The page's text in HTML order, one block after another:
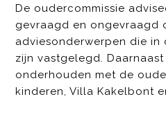
De oudercommissie
gevraagd en ongevraagd
adviesonderwerpen die in
zijn vastgelegd.
onderhouden met de
kinderen, Villa Kakelbont